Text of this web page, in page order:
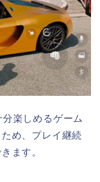
楽しめるゲーム
め、プレイ継続
ます。